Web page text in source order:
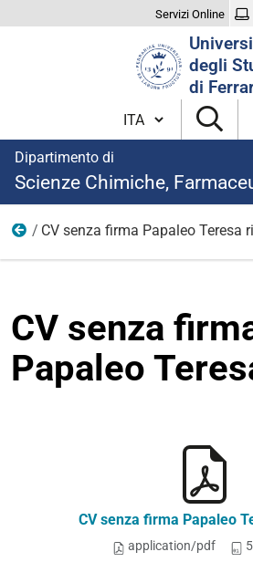
Servizi Online
degli
di
Cambia lingua
Dipartimento di
Scienze Chimiche,
1
CV senza firma Papaleo Teresa
CV senza
Papaleo
CV senza firma Papaleo
application/pdf